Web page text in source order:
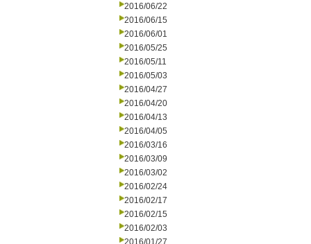
2016/06/22
2016/06/15
2016/06/01
2016/05/25
2016/05/11
2016/05/03
2016/04/27
2016/04/20
2016/04/13
2016/04/05
2016/03/16
2016/03/09
2016/03/02
2016/02/24
2016/02/17
2016/02/15
2016/02/03
2016/01/27